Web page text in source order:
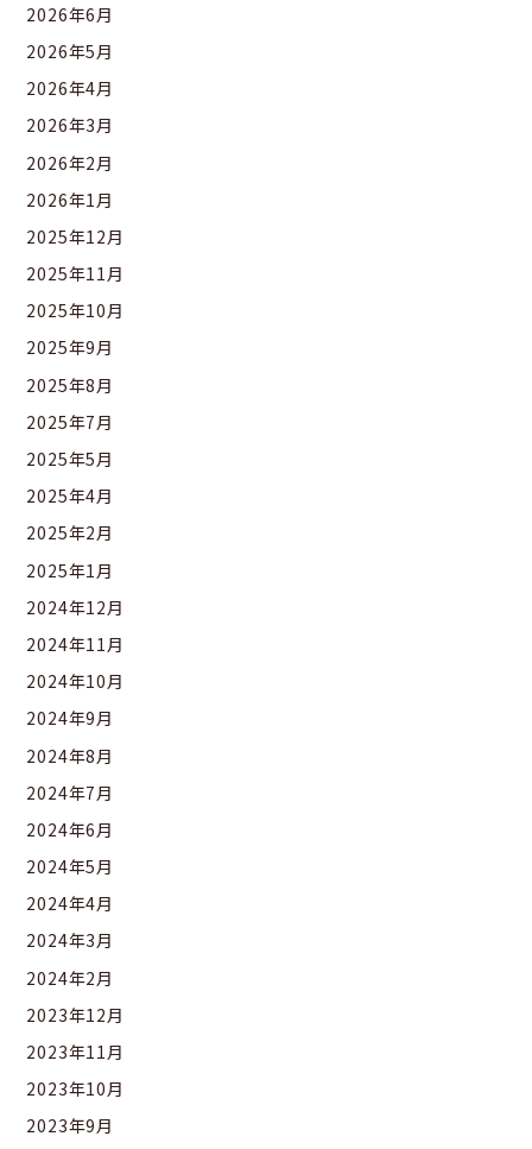
2026年6月
2026年5月
2026年4月
2026年3月
2026年2月
2026年1月
2025年12月
2025年11月
2025年10月
2025年9月
2025年8月
2025年7月
2025年5月
2025年4月
2025年2月
2025年1月
2024年12月
2024年11月
2024年10月
2024年9月
2024年8月
2024年7月
2024年6月
2024年5月
2024年4月
2024年3月
2024年2月
2023年12月
2023年11月
2023年10月
2023年9月